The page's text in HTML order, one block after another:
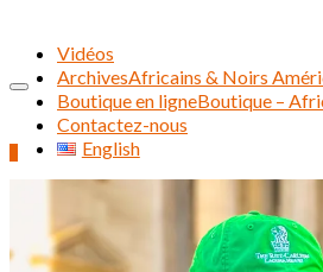
Vidéos
ArchivesAfricains & Noirs
Boutique en ligneBoutique –
Contactez-nous
English